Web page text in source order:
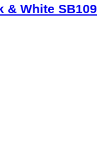
& White SB109